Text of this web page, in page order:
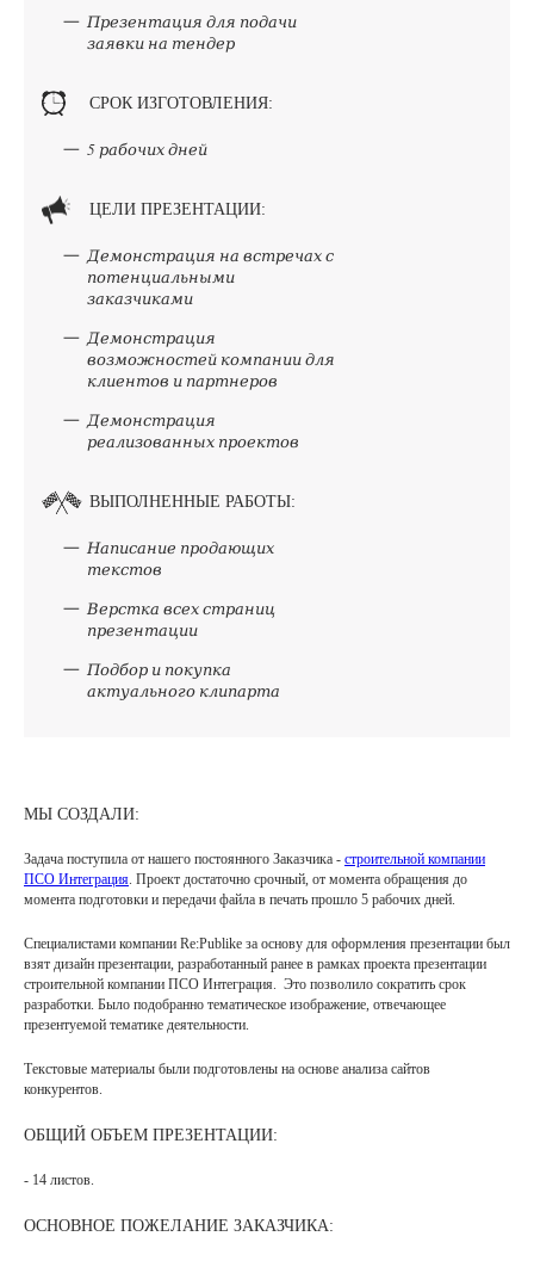
Презентация для подачи
заявки на тендер
СРОК ИЗГОТОВЛЕНИЯ:
5 рабочих дней
ЦЕЛИ ПРЕЗЕНТАЦИИ:
Демонстрация на встречах с
потенциальными
заказчиками
Демонстрация
возможностей компании для
клиентов и партнеров
Демонстрация
реализованных проектов
ВЫПОЛНЕННЫЕ РАБОТЫ:
Написание продающих
текстов
Верстка всех страниц
презентации
Подбор и покупка
актуального клипарта
МЫ СОЗДАЛИ:
Задача поступила от нашего постоянного Заказчика - строительной компании
ПСО Интеграция. Проект достаточно срочный, от момента обращения до
момента подготовки и передачи файла в печать прошло 5 рабочих дней.
Специалистами компании Re:Publike за основу для оформления презентации был
взят дизайн презентации, разработанный ранее в рамках проекта презентации
строительной компании ПСО Интеграция. Это позволило сократить срок
разработки. Было подобранно тематическое изображение, отвечающее
презентуемой тематике деятельности.
Текстовые материалы были подготовлены на основе анализа сайтов
конкурентов.
ОБЩИЙ ОБЪЕМ ПРЕЗЕНТАЦИИ:
- 14 листов.
ОСНОВНОЕ ПОЖЕЛАНИЕ ЗАКАЗЧИКА: